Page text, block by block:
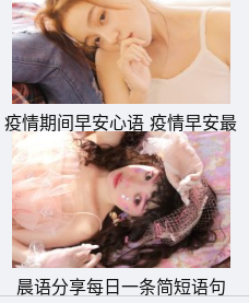
疫情期间早安心语 疫情早安最
暖心的一句话
晨语分享每日一条简短语句